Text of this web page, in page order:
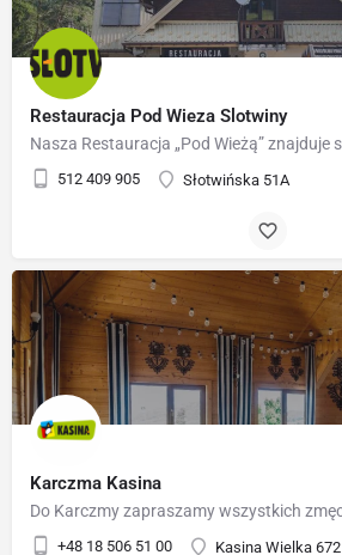
Restauracja Pod Wieza Slotwiny
512 409 905 Słotwińska 51A
Karczma Kasina
+48 18 506 51 00 Kasina Wielka 672